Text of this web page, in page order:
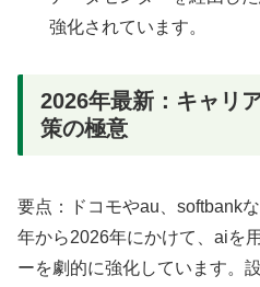
強化されています。
2026年最新：キャリ
策の極意
要点：ドコモやau、softbank
年から2026年にかけて、aiを
ーを劇的に強化しています。